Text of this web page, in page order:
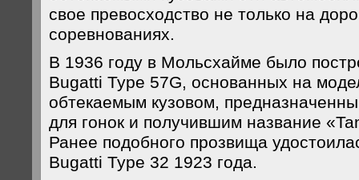
свое превосходство не только на
соревнованиях.
В 1936 году в Мольсхайме было
Bugatti Type 57G, основанных на
обтекаемым кузовом,
для гонок и получившим название
Ранее подобного прозвища
Bugatti Type 32 1923 года.